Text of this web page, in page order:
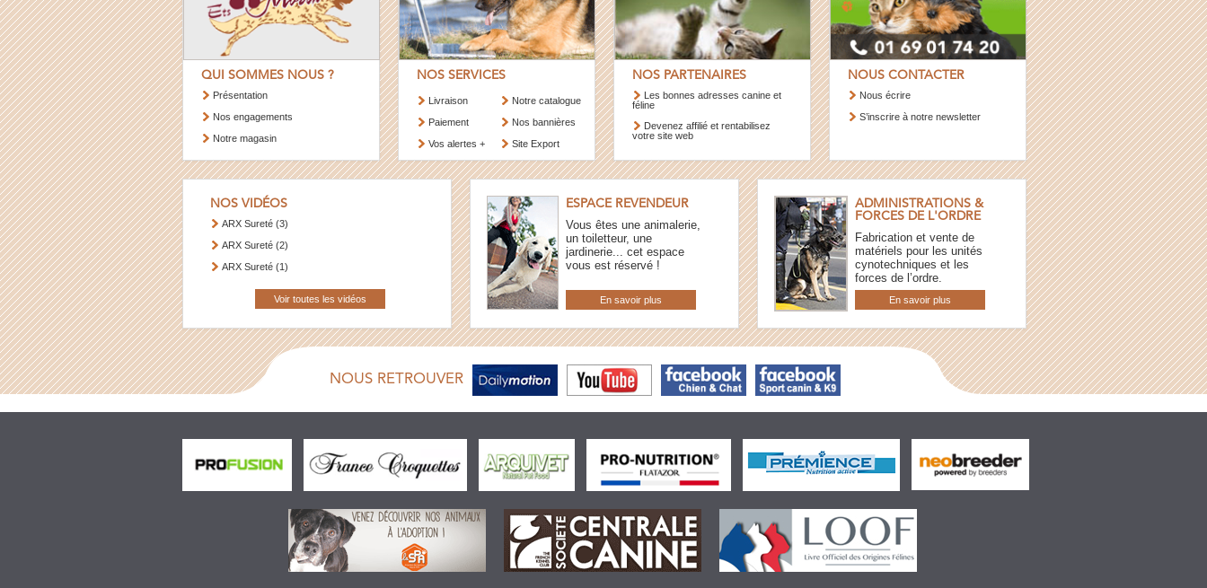
QUI SOMMES NOUS ?
Présentation
Nos engagements
Notre magasin
NOS SERVICES
Livraison
Paiement
Vos alertes +
Notre catalogue
Nos bannières
Site Export
NOS PARTENAIRES
Les bonnes adresses canine et
féline
Devenez affilié et rentabilisez
votre site web
NOUS CONTACTER
Nous écrire
S’inscrire à notre newsletter
NOS VIDÉOS
ARX Sureté (3)
ARX Sureté (2)
ARX Sureté (1)
Voir toutes les vidéos
ESPACE REVENDEUR
Vous êtes une animalerie,
un toiletteur, une
jardinerie... cet espace
vous est réservé !
En savoir plus
ADMINISTRATIONS &
FORCES DE L'ORDRE
Fabrication et vente de
matériels pour les unités
cynotechniques et les
forces de l’ordre.
En savoir plus
NOUS RETROUVER